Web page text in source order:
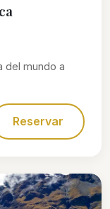
del mundo a
Reservar